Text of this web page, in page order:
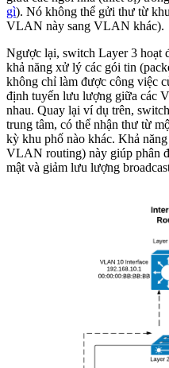
gì). Nó không thể gửi thư từ
VLAN này sang VLAN khác).
Ngược lại, switch Layer 3 hoạt
khả năng xử lý các gói tin
không chỉ làm được công việc
định tuyến lưu lượng giữa các
nhau. Quay lại ví dụ trên,
trung tâm, có thể nhận thư từ
kỳ khu phố nào khác. Khả
VLAN routing) này giúp phân
mật và giảm lưu lượng